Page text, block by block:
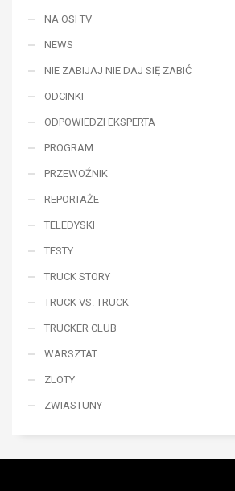
NA OSI TV
NEWS
NIE ZABIJAJ NIE DAJ SIĘ ZABIĆ
ODCINKI
ODPOWIEDZI EKSPERTA
PROGRAM
PRZEWOŹNIK
REPORTAŻE
TELEDYSKI
TESTY
TRUCK STORY
TRUCK VS. TRUCK
TRUCKER CLUB
WARSZTAT
ZLOTY
ZWIASTUNY